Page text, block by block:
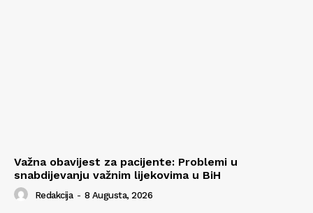
Važna obavijest za pacijente: Problemi u
snabdijevanju važnim lijekovima u BiH
Redakcija - 8 Augusta, 2026